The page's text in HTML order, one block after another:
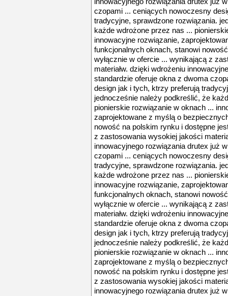
czopami ... ceniących nowoczesny
tradycyjne, sprawdzone rozwiązania.
każde wdrożone przez nas ...
innowacyjne rozwiązanie,
funkcjonalnych oknach, stanowi
wyłącznie w ofercie ... wynikającą z
materiałw. dzięki wdrożeniu
standardzie oferuje okna z dwoma
design jak i tych, ktrzy preferują
jednocześnie należy podkreślić, że
pionierskie rozwiązanie w oknach ...
zaprojektowane z myślą o
nowość na polskim rynku i dostępne
z zastosowania wysokiej jakości
innowacyjnego rozwiązania drutex już
czopami ... ceniących nowoczesny
tradycyjne, sprawdzone rozwiązania.
każde wdrożone przez nas ...
innowacyjne rozwiązanie,
funkcjonalnych oknach, stanowi
wyłącznie w ofercie ... wynikającą z
materiałw. dzięki wdrożeniu
standardzie oferuje okna z dwoma
design jak i tych, ktrzy preferują
jednocześnie należy podkreślić, że
pionierskie rozwiązanie w oknach ...
zaprojektowane z myślą o
nowość na polskim rynku i dostępne
z zastosowania wysokiej jakości
innowacyjnego rozwiązania drutex już